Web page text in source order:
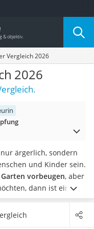
Vergleich 2026
2026
ärgerlich, sondern
und Kinder sein.
vorbeugen, aber
dann ist ein
Es bieteteine
und wirkt laut Online-